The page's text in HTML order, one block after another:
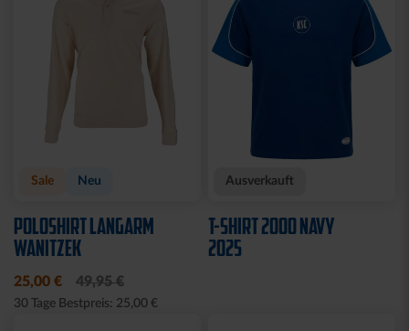
Sale Neu
POLOSHIRT LANGARM
WANITZEK
25,00 € 49,95 €
30 Tage Bestpreis: 25,00 €
Ausverkauft
T-SHIRT 2000 NAVY
2025